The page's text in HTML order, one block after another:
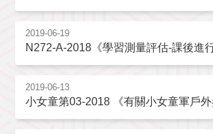
2019-06-19
N272-A-2018《學習測量評估-課後進行
2019-06-13
小女童第03-2018 《有關小女童軍戶外